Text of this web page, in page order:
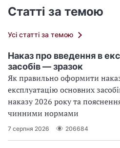
Статті за темою
Усі статті за темою
Наказ про введення в
засобів — зразок
Як правильно оформити
експлуатацію основних
наказу 2026 року та
чинними нормами
7 серпня 2026 206684